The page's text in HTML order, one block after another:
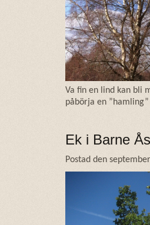
Va fin en lind kan bli
påbörja en
Ek i Barne
Postad den